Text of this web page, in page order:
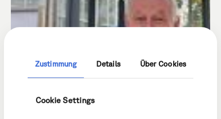
Zustimmung Details Über Cookies
Cookie Settings